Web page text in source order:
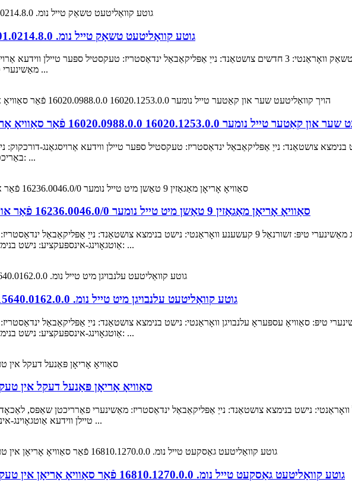
גוטע קוואַליטעט טשאַק טייל נומ. 14201.0214.8.0 פֿאַר סאַוויאָ אָריאָן
איבערבליק שנעלע דעטאלן באַניץ: שטריקערייַ מאַשינערי טיפּ: טשאַק וואָראַנטי: 3 חדשים צושטאַנד: נייַ אַפּליקאַבאַל ינדאַסטריז: טעקסטיל
מאַשינערי טעסט באַריכט: נישט בנימצא ...
16020.1253.0.0 16020.0988.0.0 פֿאַר סאַוויאָ אָריאָן מאַשין רעזערוו טיילן
צושטאַנד: נייַ אַפּליקאַבאַל ינדאַסטריז: טעקסטיל ספּער טיילן ווידעא אַרויסגאַנג-
באַריכט: נישט בנימצא פֿאַרקויף טיפּ: ...
סאַוויאָ אָריאָן מאַגאַזין 9 טאַשן מיט טייל נומער 16236.0046.0/0 פֿאַר אויטאָקאָנער רעזערוו טיילן
איבערבליק שנעלע דעטאלן ניצן: טעקסטיל פינישינג מאַשינערי טיפּ: זשורנאַל 9 קעשענע וואָראַנטי: נישט בנימצא צושטאַנד:
אַוטגאָוינג-אינספּעקציע: נישט בנימצא מאַשינערי טעסט באַריכט: ...
גוטע קוואַליטעט עלנבויגן מיט טייל נומ. 15640.0162.0.0 פֿאַר סאַוויאָ מאַשינערי
טיפּ: סאַוויאָ עספּעראָ עלנבויגן וואָראַנטי: נישט בנימצא צושטאַנד: נייַ אַפּליקאַבאַל
אַוטגאָוינג-אינספּעקציע: נישט בנימצא מאַשינערי טעסט באַריכט: ...
סאַוויאָ אָריאָן פּאַנעל דעקל אין
וואָראַנטי: נישט בנימצא צושטאַנד: נייַ אַפּליקאַבאַל ינדאַסטריז: מאַשינערי פאַרריכטן שאַפּס,
טיילן ווידעא אַוטגאָוינג-אינספּעקציע: נישט בנימצא מאַק ...
גוטע קוואַליטעט גאַסקעט טייל נומ. 16810.1270.0.0 פֿאַר סאַוויאָ אָריאָן אין טעקסטיל מאַשין ספּער טיילן